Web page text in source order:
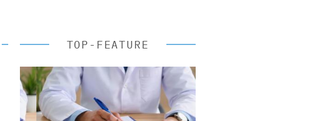
TOP-FEATURE